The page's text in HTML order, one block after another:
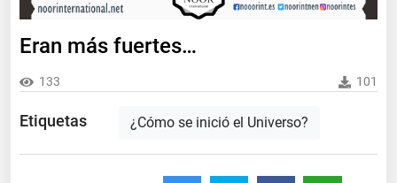
Eran más fuertes…
133 101
Etiquetas ¿Cómo se inició el Universo?